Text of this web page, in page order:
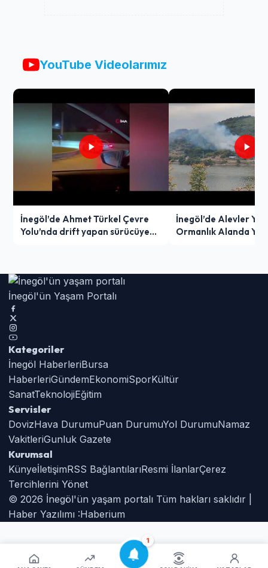
1
YouTube Videolarımız
İnegöl’de Ahmet Türkel Çevre
Yolu’nda drift yapan sürücüye
İnegöl’de Alevler
Ormanlık Alanda
İnegöl'ün Yaşam Portalı
Kategoriler
İnegöl HaberleriBursa
HaberleriGündemEkonomiSporKültür
SanatTeknolojiEğitim
Servisler
DovizHava DurumuPuan DurumuYol DurumuNamaz
VakitleriGunluk Gazete
Kurumsal
KünyeİletişimRSS BağlantılarıResmi İlanlarÇerez
Tercihlerini Yönet
© 2026 İnegöl'ün yaşam portalı Tüm hakları saklıdır |
Haber Yazılımı :Haberium